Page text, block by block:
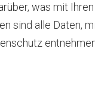
was mit
sind alle Daten,